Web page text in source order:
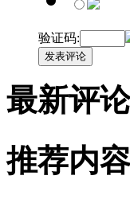
验证码:
发表评论
最新评论
推荐内容